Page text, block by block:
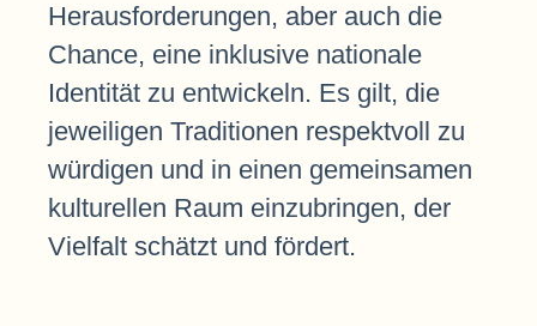
Herausforderungen, aber auch die
Chance, eine inklusive nationale
Identität zu entwickeln. Es gilt, die
jeweiligen Traditionen respektvoll zu
würdigen und in einen gemeinsamen
kulturellen Raum einzubringen, der
Vielfalt schätzt und fördert.